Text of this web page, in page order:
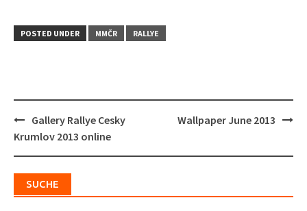
POSTED UNDER MMČR RALLYE
Post
navigation
Gallery Rallye Cesky
Krumlov 2013 online
Wallpaper June 2013
SUCHE